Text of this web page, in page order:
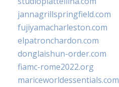
jannagrillspringfield.com
fujiyamacharleston.com
elpatronchardon.com
donglaishun-order.com
fiamc-rome2022.org
mariceworldessentials.com